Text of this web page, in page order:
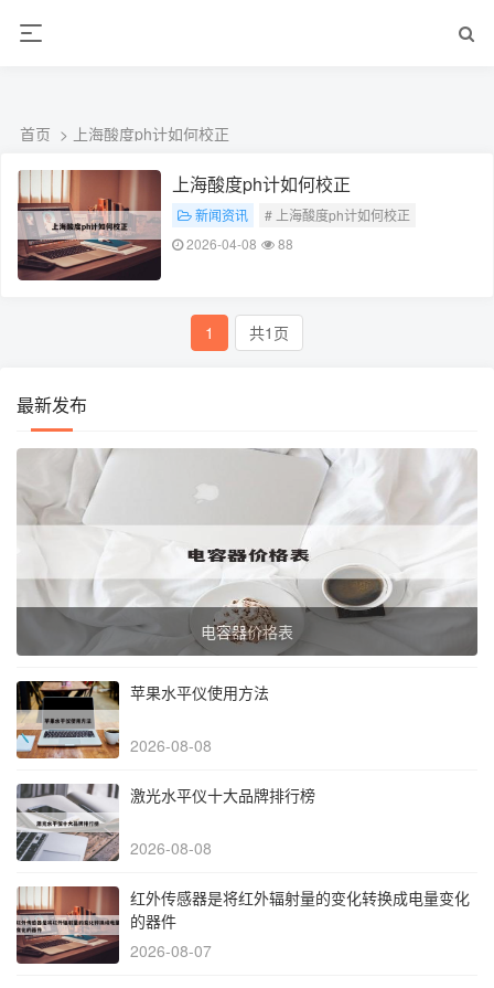
材经营部
首页 > 上海酸度ph计如何校正
上海酸度ph计如何校正
新闻资讯
# 上海酸度ph计如何校正
2026-04-08
88
1 共1页
最新发布
电容器价格表
苹果水平仪使用方法
2026-08-08
激光水平仪十大品牌排行榜
2026-08-08
红外传感器是将红外辐射量的变化转换成电量变化
的器件
2026-08-07